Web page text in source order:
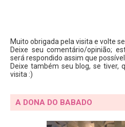
Muito obrigada pela visita e volte
Deixe seu comentário/opinião;
será respondido assim que
Deixe também seu blog, se tiver,
visita :)
A DONA DO BABADO